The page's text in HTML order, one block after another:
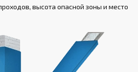
высота опасной зоны и место